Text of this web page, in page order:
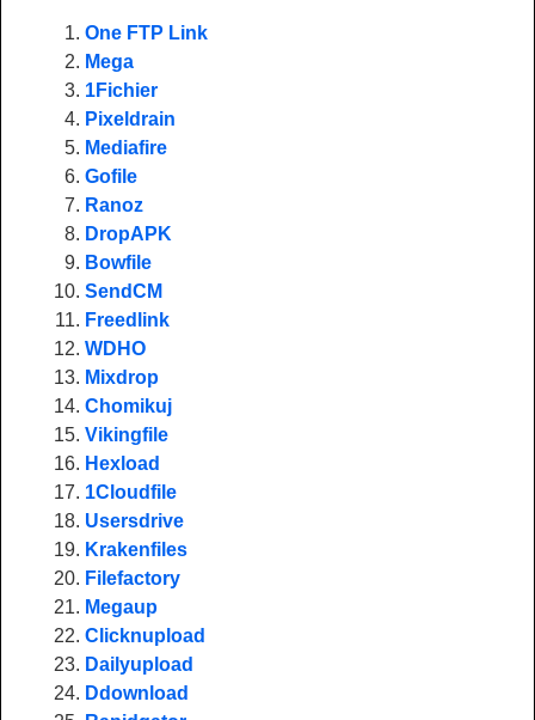
One FTP Link
Mega
1Fichier
Pixeldrain
Mediafire
Gofile
Ranoz
DropAPK
Bowfile
SendCM
Freedlink
WDHO
Mixdrop
Chomikuj
Vikingfile
Hexload
1Cloudfile
Usersdrive
Krakenfiles
Filefactory
Megaup
Clicknupload
Dailyupload
Ddownload